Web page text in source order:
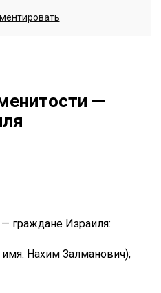
—
граждане Израиля:
Нахим Залманович);